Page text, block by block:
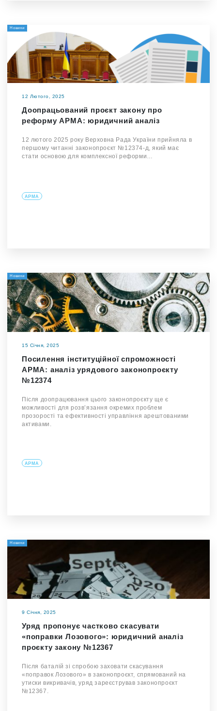
Новини
12 Лютого, 2025
Доопрацьований проєкт закону про
реформу АРМА: юридичний аналіз
12 лютого 2025 року Верховна Рада України прийняла в
першому читанні законопроєкт №12374-д, який має
стати основою для комплексної реформи…
АРМА
Новини
15 Січня, 2025
Посилення інституційної спроможності
АРМА: аналіз урядового законопроєкту
№12374
Після доопрацювання цього законопроєкту ще є
можливості для розвʼязання окремих проблем
прозорості та ефективності управління арештованими
активами.
АРМА
Новини
9 Січня, 2025
Уряд пропонує частково скасувати
«поправки Лозового»: юридичний аналіз
проєкту закону №12367
Після баталій зі спробою заховати скасування
«поправок Лозового» в законопроєкт, спрямований на
утиски викривачів, уряд зареєстрував законопроєкт
№12367.